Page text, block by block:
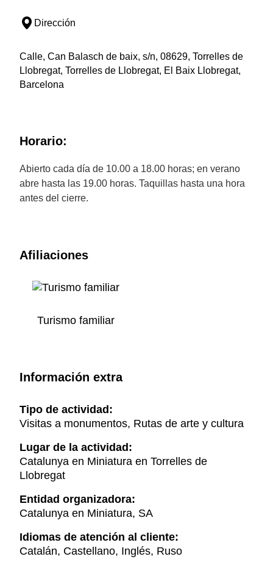
Dirección
Calle, Can Balasch de baix, s/n, 08629, Torrelles de
Llobregat, Torrelles de Llobregat, El Baix Llobregat,
Barcelona
Horario:
Abierto cada día de 10.00 a 18.00 horas; en verano
abre hasta las 19.00 horas. Taquillas hasta una hora
antes del cierre.
Afiliaciones
Turismo familiar
Información extra
Tipo de actividad:
Visitas a monumentos, Rutas de arte y cultura
Lugar de la actividad:
Catalunya en Miniatura en Torrelles de
Llobregat
Entidad organizadora:
Catalunya en Miniatura, SA
Idiomas de atención al cliente:
Catalán, Castellano, Inglés, Ruso